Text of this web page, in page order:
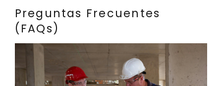
Preguntas Frecuentes
(FAQs)